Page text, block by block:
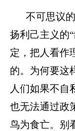
不可思议
扬利己主义的
定，把人看作
的。为何要这
人们如果不自
也无法通过政
鸟为食亡。别